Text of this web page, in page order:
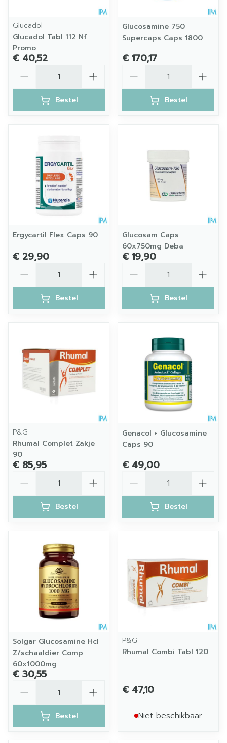
Glucadol
Glucadol Tabl 112 Nf
Promo
€ 40,52
Bestel
Glucosamine 750
Supercaps Caps 1800
€ 170,17
Bestel
Ergycartil Flex Caps 90
€ 29,90
Bestel
Glucosam Caps
60x750mg Deba
€ 19,90
Bestel
P&G
Rhumal Complet Zakje
90
€ 85,95
Bestel
Genacol + Glucosamine
Caps 90
€ 49,00
Bestel
Solgar Glucosamine Hcl
Z/schaaldier Comp
60x1000mg
€ 30,55
Bestel
P&G
Rhumal Combi Tabl 120
€ 47,10
Niet beschikbaar